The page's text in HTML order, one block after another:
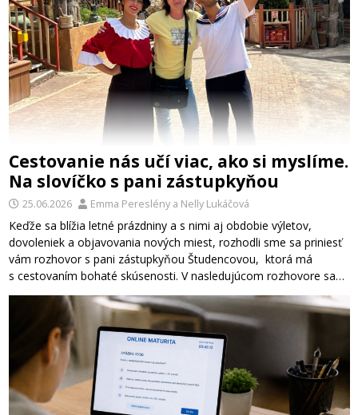
Cestovanie nás učí viac, ako si myslíme.
Na slovíčko s pani zástupkyňou
25.06.2026 Emma Pereslénya Nelly Lukáčová
Keďže sa blížia letné prázdniny a s nimi aj obdobie výletov,
dovoleniek a objavovania nových miest, rozhodli sme sa priniesť
vám rozhovor s pani zástupkyňou Študencovou, ktorá má
s cestovaním bohaté skúsenosti. V nasledujúcom rozhovore sa…